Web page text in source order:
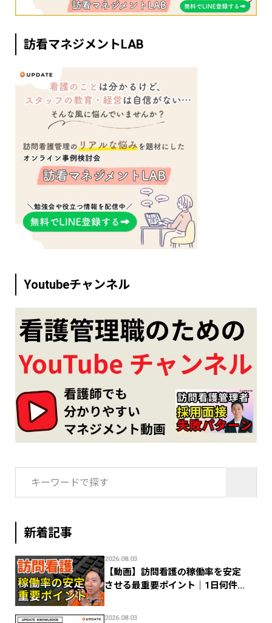
訪看マネジメントLAB
Youtubeチャンネル
新着記事
2026.08.03
【動画】訪問看護の稼働率を安定
させる最重要ポイント｜1日何件で
2026.08.03